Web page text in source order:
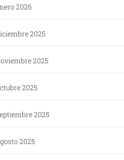
2026
2025
2025
2025
2025
2025